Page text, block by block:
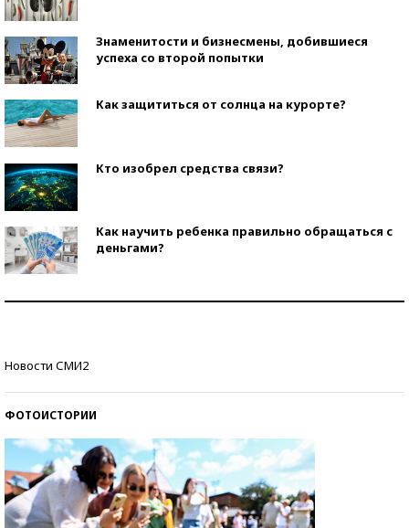
Знаменитости и бизнесмены, добившиеся
успеха со второй попытки
Как защититься от солнца на курорте?
Кто изобрел средства связи?
Как научить ребенка правильно обращаться с
деньгами?
Новости СМИ2
ФОТОИСТОРИИ